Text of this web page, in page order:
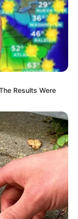
Mute
yang
di TikTok.
terkenal di tahun
Young Shahrukh.Tak
Instagram dan
Results Were